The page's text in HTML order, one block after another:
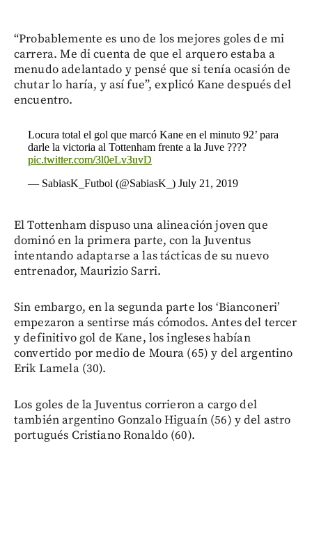
“Probablemente es uno de los mejores goles de mi
carrera. Me di cuenta de que el arquero estaba a
menudo adelantado y pensé que si tenía ocasión de
chutar lo haría, y así fue”, explicó Kane después del
encuentro.
Locura total el gol que marcó Kane en el minuto 92’ para
darle la victoria al Tottenham frente a la Juve ????
pic.twitter.com/3l0eLv3uvD
— SabiasK_Futbol (@SabiasK_) July 21, 2019
El Tottenham dispuso una alineación joven que
dominó en la primera parte, con la Juventus
intentando adaptarse a las tácticas de su nuevo
entrenador, Maurizio Sarri.
Sin embargo, en la segunda parte los ‘Bianconeri’
empezaron a sentirse más cómodos. Antes del tercer
y definitivo gol de Kane, los ingleses habían
convertido por medio de Moura (65) y del argentino
Erik Lamela (30).
Los goles de la Juventus corrieron a cargo del
también argentino Gonzalo Higuaín (56) y del astro
portugués Cristiano Ronaldo (60).